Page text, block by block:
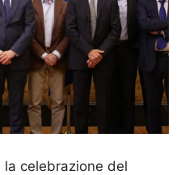
celebrazione del